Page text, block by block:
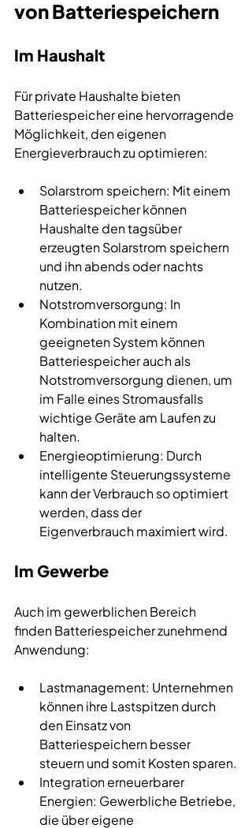
von Batteriespeichern
Im Haushalt
Für private Haushalte bieten
Batteriespeicher eine hervorragende
Möglichkeit, den eigenen
Energieverbrauch zu optimieren:
Solarstrom speichern: Mit einem
Batteriespeicher können
Haushalte den tagsüber
erzeugten Solarstrom speichern
und ihn abends oder nachts
nutzen.
Notstromversorgung: In
Kombination mit einem
geeigneten System können
Batteriespeicher auch als
Notstromversorgung dienen, um
im Falle eines Stromausfalls
wichtige Geräte am Laufen zu
halten.
Energieoptimierung: Durch
intelligente Steuerungssysteme
kann der Verbrauch so optimiert
werden, dass der
Eigenverbrauch maximiert wird.
Im Gewerbe
Auch im gewerblichen Bereich
finden Batteriespeicher zunehmend
Anwendung:
Lastmanagement: Unternehmen
können ihre Lastspitzen durch
den Einsatz von
Batteriespeichern besser
steuern und somit Kosten sparen.
Integration erneuerbarer
Energien: Gewerbliche Betriebe,
die über eigene